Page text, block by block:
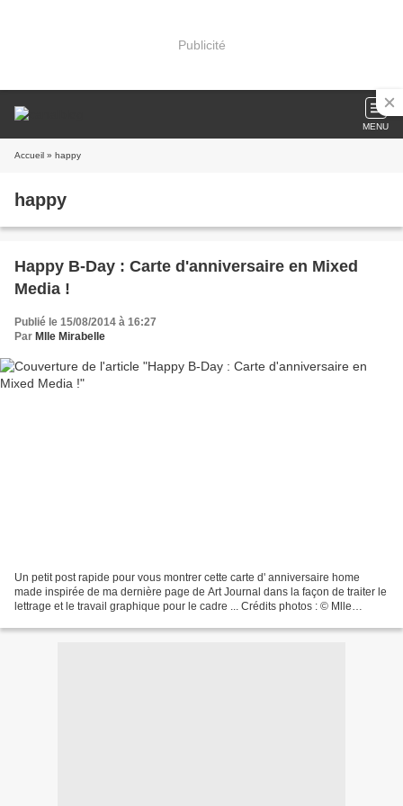
Publicité
MENU
Accueil » happy
happy
Happy B-Day : Carte d'anniversaire en Mixed
Media !
Publié le 15/08/2014 à 16:27
Par Mlle Mirabelle
Un petit post rapide pour vous montrer cette carte d' anniversaire home
made inspirée de ma dernière page de Art Journal dans la façon de traiter le
lettrage et le travail graphique pour le cadre ... Crédits photos : © Mlle